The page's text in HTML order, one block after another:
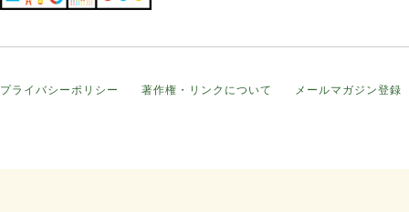
プライバシーポリシー 著作権・リンクについて メールマガジン登録